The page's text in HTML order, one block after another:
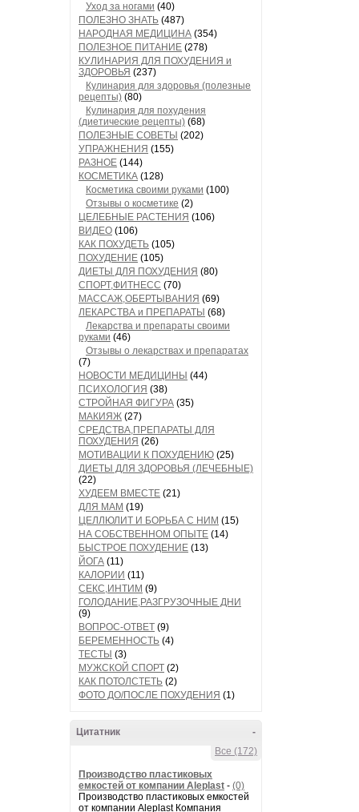
Уход за ногами (40)
ПОЛЕЗНО ЗНАТЬ (487)
НАРОДНАЯ МЕДИЦИНА (354)
ПОЛЕЗНОЕ ПИТАНИЕ (278)
КУЛИНАРИЯ ДЛЯ ПОХУДЕНИЯ и
ЗДОРОВЬЯ (237)
Кулинария для здоровья (полезные
рецепты) (80)
Кулинария для похудения
(диетические рецепты) (68)
ПОЛЕЗНЫЕ СОВЕТЫ (202)
УПРАЖНЕНИЯ (155)
РАЗНОЕ (144)
КОСМЕТИКА (128)
Косметика своими руками (100)
Отзывы о косметике (2)
ЦЕЛЕБНЫЕ РАСТЕНИЯ (106)
ВИДЕО (106)
КАК ПОХУДЕТЬ (105)
ПОХУДЕНИЕ (105)
ДИЕТЫ ДЛЯ ПОХУДЕНИЯ (80)
СПОРТ,ФИТНЕСС (70)
МАССАЖ,ОБЕРТЫВАНИЯ (69)
ЛЕКАРСТВА и ПРЕПАРАТЫ (68)
Лекарства и препараты своими
руками (46)
Отзывы о лекарствах и препаратах
(7)
НОВОСТИ МЕДИЦИНЫ (44)
ПСИХОЛОГИЯ (38)
СТРОЙНАЯ ФИГУРА (35)
МАКИЯЖ (27)
СРЕДСТВА,ПРЕПАРАТЫ ДЛЯ
ПОХУДЕНИЯ (26)
МОТИВАЦИИ К ПОХУДЕНИЮ (25)
ДИЕТЫ ДЛЯ ЗДОРОВЬЯ (ЛЕЧЕБНЫЕ)
(22)
ХУДЕЕМ ВМЕСТЕ (21)
ДЛЯ МАМ (19)
ЦЕЛЛЮЛИТ И БОРЬБА С НИМ (15)
НА СОБСТВЕННОМ ОПЫТЕ (14)
БЫСТРОЕ ПОХУДЕНИЕ (13)
ЙОГА (11)
КАЛОРИИ (11)
СЕКС,ИНТИМ (9)
ГОЛОДАНИЕ,РАЗГРУЗОЧНЫЕ ДНИ
(9)
ВОПРОС-ОТВЕТ (9)
БЕРЕМЕННОСТЬ (4)
ТЕСТЫ (3)
МУЖСКОЙ СПОРТ (2)
КАК ПОТОЛСТЕТЬ (2)
ФОТО ДО/ПОСЛЕ ПОХУДЕНИЯ (1)
-
Цитатник
Все (172)
Производство пластиковых
емкостей от компании Aleplast - (0)
Производство пластиковых емкостей
от компании Aleplast Компания